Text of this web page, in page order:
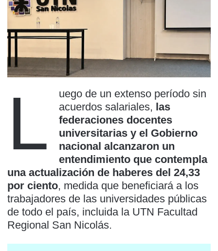
L
uego de un extenso período sin
acuerdos salariales, las
federaciones docentes
universitarias y el Gobierno
nacional alcanzaron un
entendimiento que contempla
una actualización de haberes del 24,33
por ciento, medida que beneficiará a los
trabajadores de las universidades públicas
de todo el país, incluida la UTN Facultad
Regional San Nicolás.